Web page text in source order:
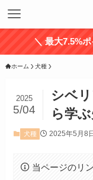
＼ 最大7.5%
ホーム 犬種
シベ
ら学
2025
5/04
犬種 2025年5月8日
当ページのリ